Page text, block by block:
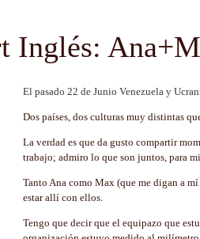
Inglés:
El pasado 22 de Junio Venezuela y
Dos países, dos culturas muy distintas
La verdad es que da gusto compartir
trabajo; admiro lo que son juntos, para
Tanto Ana como Max (que me digan a
estar allí con ellos.
Tengo que decir que el equipazo que